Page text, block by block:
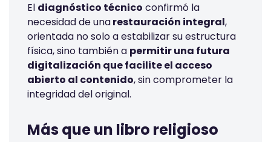
El diagnóstico técnico confirmó la
necesidad de unarestauración integral,
orientada no solo a estabilizar su estructura
física, sino también a permitir una futura
digitalización que facilite el acceso
abierto al contenido, sin comprometer la
integridad del original.
Más que un libro religioso